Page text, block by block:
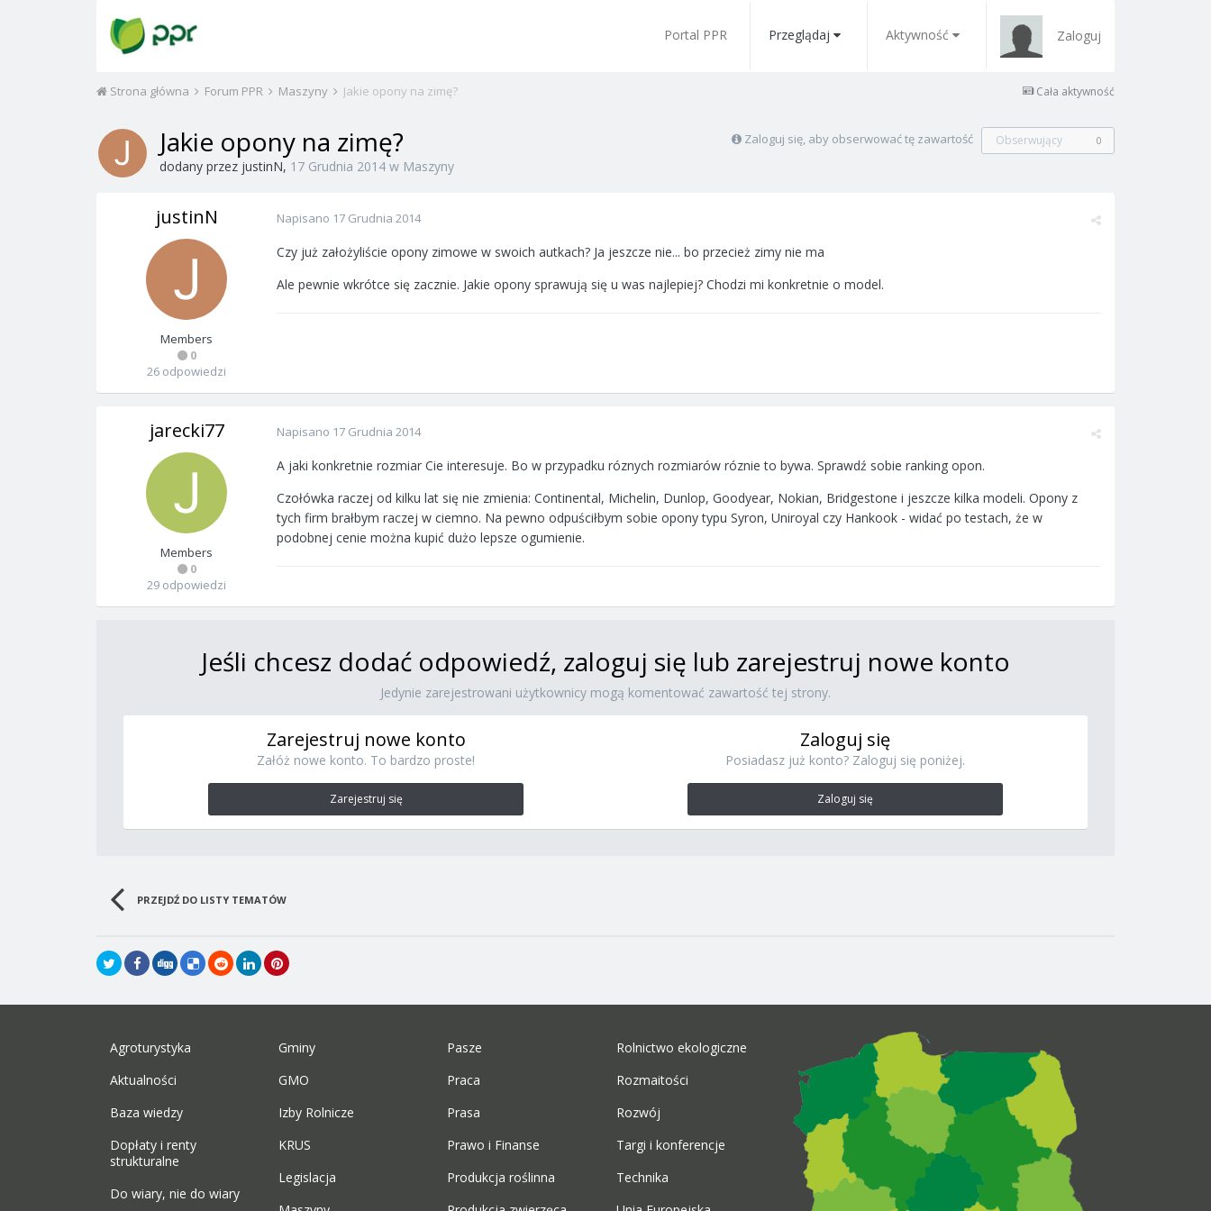
Portal PPR Przeglądaj Aktywność Zaloguj
Cała aktywność
Strona główna Forum PPR Maszyny Jakie opony na zimę?
Zaloguj się, aby obserwować tę zawartość Obserwujący 0
Jakie opony na zimę?
dodany przez justinN, 17 Grudnia 2014 w Maszyny
justinN
Members
0
26 odpowiedzi
Napisano 17 Grudnia 2014
Czy już założyliście opony zimowe w swoich autkach? Ja jeszcze nie... bo przecież zimy nie ma
Ale pewnie wkrótce się zacznie. Jakie opony sprawują się u was najlepiej? Chodzi mi konkretnie o model.
jarecki77
Members
0
29 odpowiedzi
Napisano 17 Grudnia 2014
A jaki konkretnie rozmiar Cie interesuje. Bo w przypadku róznych rozmiarów róznie to bywa. Sprawdź sobie ranking opon.
Czołówka raczej od kilku lat się nie zmienia: Continental, Michelin, Dunlop, Goodyear, Nokian, Bridgestone i jeszcze kilka modeli. Opony z
tych firm brałbym raczej w ciemno. Na pewno odpuściłbym sobie opony typu Syron, Uniroyal czy Hankook - widać po testach, że w
podobnej cenie można kupić dużo lepsze ogumienie.
Jeśli chcesz dodać odpowiedź, zaloguj się lub zarejestruj nowe konto
Jedynie zarejestrowani użytkownicy mogą komentować zawartość tej strony.
Zarejestruj nowe konto
Załóż nowe konto. To bardzo proste!
Zarejestruj się
Zaloguj się
Posiadasz już konto? Zaloguj się poniżej.
Zaloguj się
PRZEJDŹ DO LISTY TEMATÓW
Agroturystyka
Aktualności
Baza wiedzy
Dopłaty i renty
strukturalne
Do wiary, nie do wiary
Gminy
GMO
Izby Rolnicze
KRUS
Legislacja
Pasze
Praca
Prasa
Prawo i Finanse
Produkcja roślinna
Rolnictwo ekologiczne
Rozmaitości
Rozwój
Targi i konferencje
Technika